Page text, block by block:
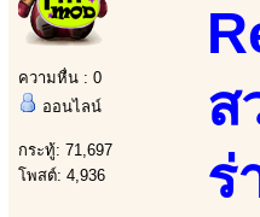
ความหื่น : 0
ออนไลน์
กระทู้: 71,697
โพสต์: 4,936
ส
ร่